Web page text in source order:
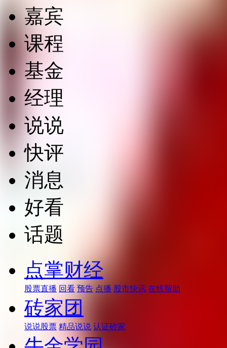
嘉宾
课程
基金
经理
说说
快评
消息
好看
话题
点掌财经
股票直播 回看 预告 点播 股市快讯 在线帮助
砖家团
说说股票 精品说说 认证砖家